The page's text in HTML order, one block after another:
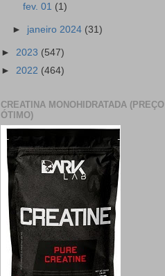
fev. 01 (1)
► janeiro 2024 (31)
► 2023 (547)
► 2022 (464)
CREATINA MONOHIDRATADA (PREÇO
ÓTIMO)